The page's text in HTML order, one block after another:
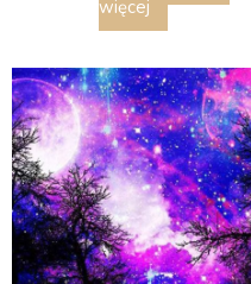
więcej